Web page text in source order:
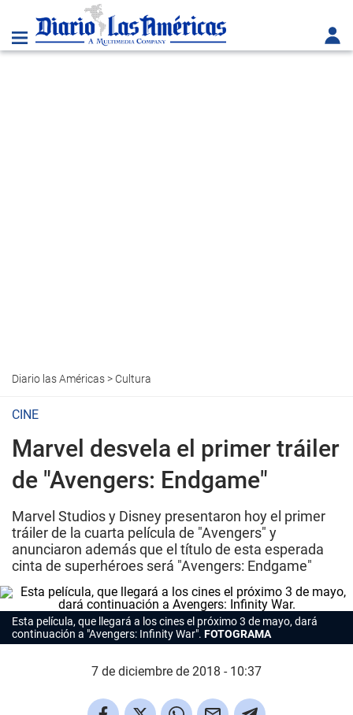
Diario las Américas> Cultura
CINE
Marvel desvela el primer tráiler
de "Avengers: Endgame"
Marvel Studios y Disney presentaron hoy el primer
tráiler de la cuarta película de "Avengers" y
anunciaron además que el título de esta esperada
cinta de superhéroes será "Avengers: Endgame"
Esta película, que llegará a los cines el próximo 3 de mayo, dará
continuación a "Avengers: Infinity War". FOTOGRAMA
7 de diciembre de 2018 - 10:37